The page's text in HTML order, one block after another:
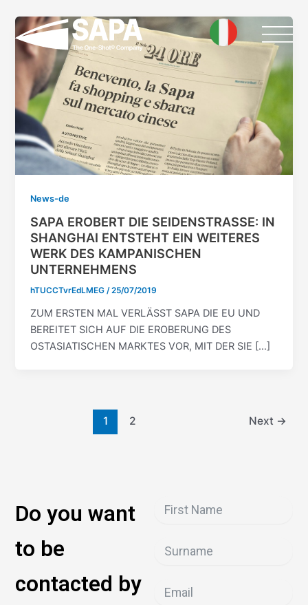
content
News-de
SAPA EROBERT DIE SEIDENSTRASSE: IN
SHANGHAI ENTSTEHT EIN WEITERES
WERK DES KAMPANISCHEN
UNTERNEHMENS
hTUCCTvrEdLMEG/25/07/2019
ZUM ERSTEN MAL VERLÄSST SAPA DIE EU UND
BEREITET SICH AUF DIE EROBERUNG DES
OSTASIATISCHEN MARKTES VOR, MIT DER SIE […]
pagination
1 2 Next →
Do you want
to be
contacted by